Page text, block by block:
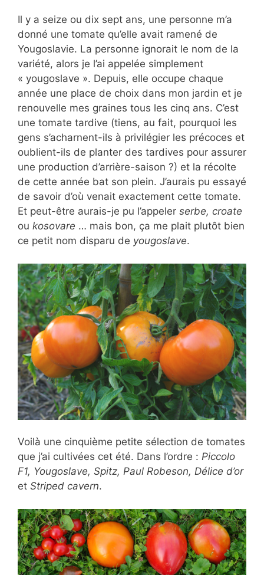
Il y a seize ou dix sept ans, une personne m’a
donné une tomate qu’elle avait ramené de
Yougoslavie. La personne ignorait le nom de la
variété, alors je l’ai appelée simplement
« yougoslave ». Depuis, elle occupe chaque
année une place de choix dans mon jardin et je
renouvelle mes graines tous les cinq ans. C’est
une tomate tardive (tiens, au fait, pourquoi les
gens s’acharnent-ils à privilégier les précoces et
oublient-ils de planter des tardives pour assurer
une production d’arrière-saison ?) et la récolte
de cette année bat son plein. J’aurais pu essayé
de savoir d’où venait exactement cette tomate.
Et peut-être aurais-je pu l’appeler serbe, croate
ou kosovare … mais bon, ça me plait plutôt bien
ce petit nom disparu de yougoslave.
Voilà une cinquième petite sélection de tomates
que j’ai cultivées cet été. Dans l’ordre : Piccolo
F1, Yougoslave, Spitz, Paul Robeson, Délice d’or
et Striped cavern.